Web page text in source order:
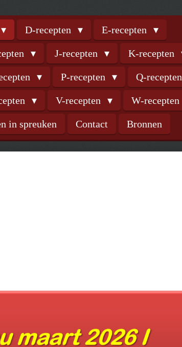
D-recepten E-recepten
J-recepten K-recepten
P-recepten Q-recepten
V-recepten W-recepten
in spreuken Contact Bronnen